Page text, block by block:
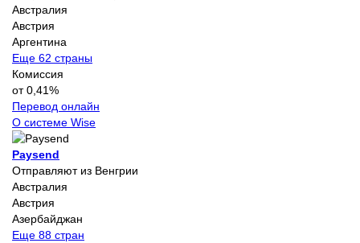
Австралия
Австрия
Аргентина
Еще 62 страны
Комиссия
от 0,41%
Перевод онлайн
О системе Wise
Paysend
Отправляют из Венгрии
Австралия
Австрия
Азербайджан
Еще 88 стран